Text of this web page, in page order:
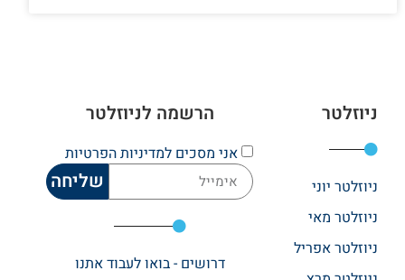
ניוזלטר
ניוזלטר יוני
ניוזלטר מאי
ניוזלטר אפריל
הרשמה לניוזלטר
אני מסכים למדיניות הפרטיות
שליחה
דרושים - בואו לעבוד אתנו